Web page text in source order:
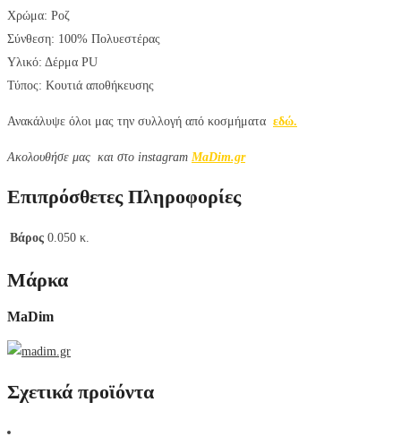
Χρώμα: Ροζ
Σύνθεση: 100% Πολυεστέρας
Υλικό: Δέρμα PU
Τύπος: Κουτιά αποθήκευσης
Ανακάλυψε όλοι μας την συλλογή από κοσμήματα εδώ.
Aκολουθήσε μας και στο instagram MaDim.gr
Επιπρόσθετες Πληροφορίες
Βάρος 0.050 κ.
Μάρκα
MaDim
Σχετικά προϊόντα